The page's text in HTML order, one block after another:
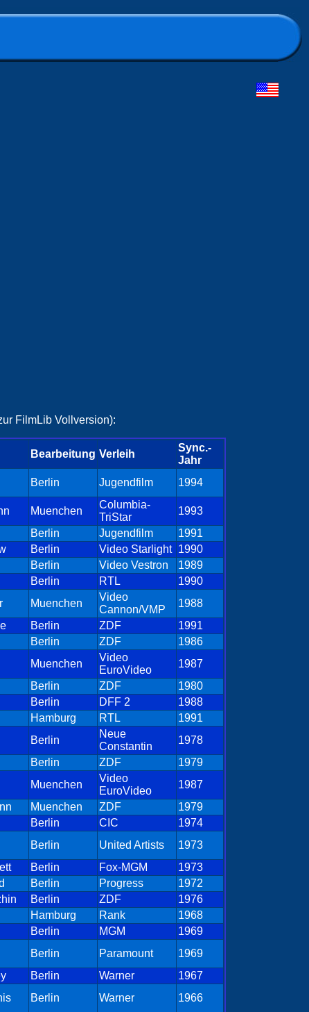
FilmLib Vollversion):
Bearbeitung Verleih
Sync.-
Jahr
Berlin Jugendfilm 1994
Muenchen
Columbia-
TriStar
1993
Berlin Jugendfilm
1991
Berlin Video Starlight 1990
Berlin Video Vestron
1989
Berlin RTL
1990
Muenchen
Video
Cannon/VMP
1988
Berlin ZDF
1991
Berlin ZDF
1986
Muenchen
Video
EuroVideo
1987
Berlin ZDF
1980
Berlin DFF 2
1988
Hamburg RTL
1991
Berlin
Neue
Constantin
1978
Berlin ZDF
1979
Muenchen
Video
EuroVideo
1987
Muenchen ZDF
1979
Berlin CIC
1974
Berlin United Artists
1973
Berlin Fox-MGM
1973
Berlin Progress
1972
Berlin ZDF
1976
Hamburg Rank
1968
Berlin MGM
1969
Berlin Paramount
1969
Berlin Warner
1967
Berlin Warner 1966